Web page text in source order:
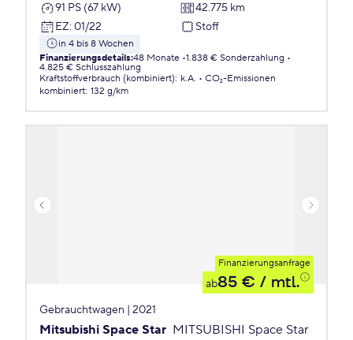
91 PS (67 kW)
42.775 km
EZ: 01/22 Stoff
in 4 bis 8 Wochen
Finanzierungsdetails:48 Monate 1.838 € Sonderzahlung
4.825 € Schlusszahlung
Kraftstoffverbrauch (kombiniert): k.A.
CO₂-Emissionen
kombiniert: 132 g/km
Finanzierungsanfrage
ab85 € / mtl.
Gebrauchtwagen | 2021
Mitsubishi Space Star MITSUBISHI Space Star